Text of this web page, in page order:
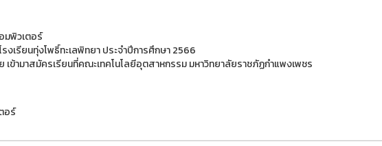
มพิวเตอร์
งเรียนทุ่งโพธิ์ทะเลพิทยา ประจำปีการศึกษา 2566
เข้ามาสมัครเรียนที่คณะเทคโนโลยีอุตสาหกรรม มหาวิทยาลัยราชภัฏกำแพงเพชร
อร์